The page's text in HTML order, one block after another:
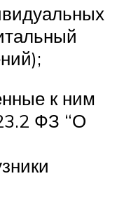
к ним
ФЗ “О